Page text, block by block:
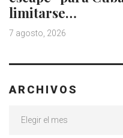
limitarse…
7 agosto, 2026
ARCHIVOS